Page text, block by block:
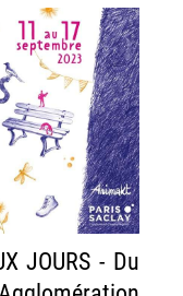
JOURS - Du